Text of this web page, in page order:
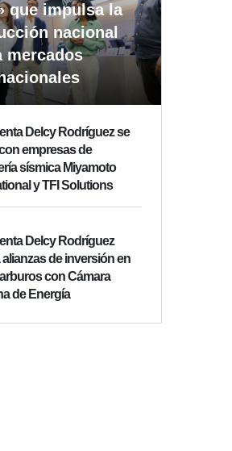
que impulsa la
nacional
mercados
Delcy Rodríguez se
empresas de
sísmica Miyamoto
y TFI Solutions
Delcy Rodríguez
alianzas de inversión en
con Cámara
de Energía